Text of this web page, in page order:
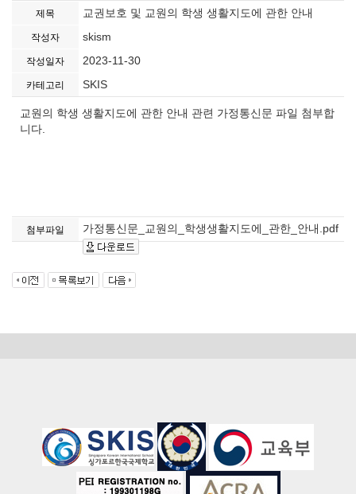
제목 교권보호 및 교원의 학생 생활지도에 관한 안내
작성자 skism
작성일자 2023-11-30
카테고리 SKIS
교원의 학생 생활지도에 관한 안내 관련 가정통신문 파일 첨부합
니다.
첨부파일 가정통신문_교원의_학생생활지도에_관한_안내.pdf